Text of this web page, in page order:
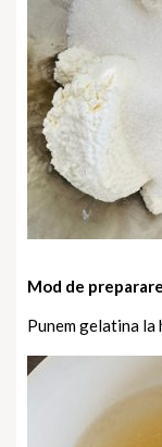
Mod de
Punem gelatina la